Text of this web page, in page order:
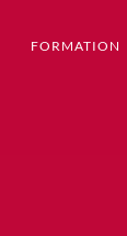
FORMATION